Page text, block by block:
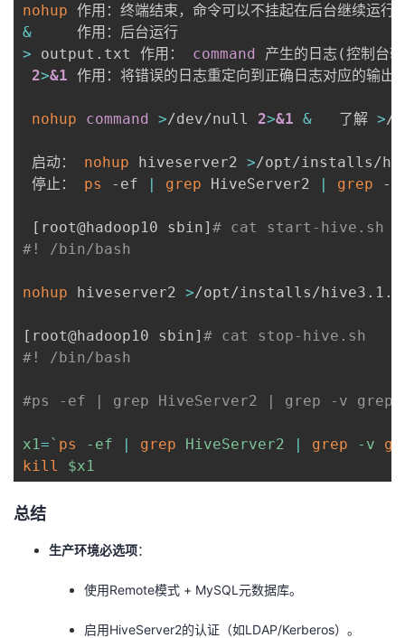
nohup
&
> output.txt 作用： command 产生的日志(控制台
2>&1 作用：将错误的日志重定向到正确日志对应的输出
nohup command >/dev/null 2>&1 &
   了解
>/
启动： nohup hiveserver2 >/opt/installs/
停止： ps -ef | grep HiveServer2 | grep -
[ root@hadoop10 sbin] # cat start-hive.sh
#! /bin/bash
nohup hiveserver2 >/opt/installs/
[ root@hadoop10 sbin] # cat stop-hive.sh
#! /bin/bash
#ps -ef | grep HiveServer2 | grep -v
x1 =` ps -ef | grep HiveServer2 | grep -v
kill
$x1
总结
生产环境必选项：
使用Remote模式 + MySQL元数据库。
启用HiveServer2的认证（如LDAP/Kerberos）。